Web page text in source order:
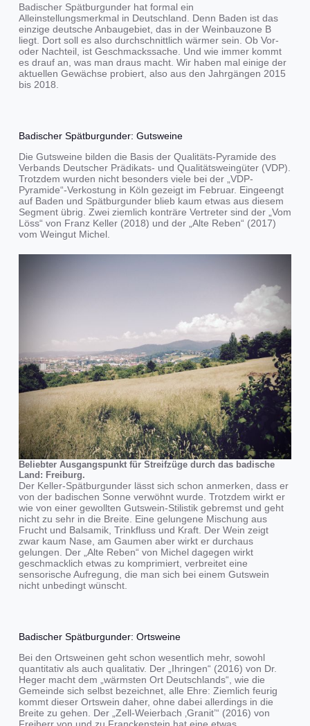
Badischer Spätburgunder hat formal ein
Alleinstellungsmerkmal in Deutschland. Denn Baden ist das
einzige deutsche Anbaugebiet, das in der Weinbauzone B
liegt. Dort soll es also durchschnittlich wärmer sein. Ob Vor-
oder Nachteil, ist Geschmackssache. Und wie immer kommt
es drauf an, was man draus macht. Wir haben mal einige der
aktuellen Gewächse probiert, also aus den Jahrgängen 2015
bis 2018.
Badischer Spätburgunder: Gutsweine
Die Gutsweine bilden die Basis der Qualitäts-Pyramide des
Verbands Deutscher Prädikats- und Qualitätsweingüter (VDP).
Trotzdem wurden nicht besonders viele bei der „VDP-
Pyramide“-Verkostung in Köln gezeigt im Februar. Eingeengt
auf Baden und Spätburgunder blieb kaum etwas aus diesem
Segment übrig. Zwei ziemlich konträre Vertreter sind der „Vom
Löss“ von Franz Keller (2018) und der „Alte Reben“ (2017)
vom Weingut Michel.
Beliebter Ausgangspunkt für Streifzüge durch das badische
Land: Freiburg.
Der Keller-Spätburgunder lässt sich schon anmerken, dass er
von der badischen Sonne verwöhnt wurde. Trotzdem wirkt er
wie von einer gewollten Gutswein-Stilistik gebremst und geht
nicht zu sehr in die Breite. Eine gelungene Mischung aus
Frucht und Balsamik, Trinkfluss und Kraft. Der Wein zeigt
zwar kaum Nase, am Gaumen aber wirkt er durchaus
gelungen. Der „Alte Reben“ von Michel dagegen wirkt
geschmacklich etwas zu komprimiert, verbreitet eine
sensorische Aufregung, die man sich bei einem Gutswein
nicht unbedingt wünscht.
Badischer Spätburgunder: Ortsweine
Bei den Ortsweinen geht schon wesentlich mehr, sowohl
quantitativ als auch qualitativ. Der „Ihringen“ (2016) von Dr.
Heger macht dem „wärmsten Ort Deutschlands“, wie die
Gemeinde sich selbst bezeichnet, alle Ehre: Ziemlich feurig
kommt dieser Ortswein daher, ohne dabei allerdings in die
Breite zu gehen. Der „Zell-Weierbach ‚Granit’“ (2016) von